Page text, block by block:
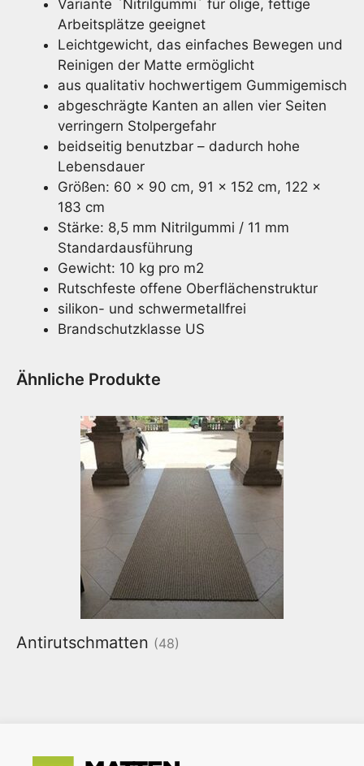
Variante `Nitrilgummi´ für ölige, fettige
Arbeitsplätze geeignet
Leichtgewicht, das einfaches Bewegen und
Reinigen der Matte ermöglicht
aus qualitativ hochwertigem Gummigemisch
abgeschrägte Kanten an allen vier Seiten
verringern Stolpergefahr
beidseitig benutzbar – dadurch hohe
Lebensdauer
Größen: 60 x 90 cm, 91 x 152 cm, 122 x
183 cm
Stärke: 8,5 mm Nitrilgummi / 11 mm
Standardausführung
Gewicht: 10 kg pro m2
Rutschfeste offene Oberflächenstruktur
silikon- und schwermetallfrei
Brandschutzklasse US
Ähnliche Produkte
Antirutschmatten (48)